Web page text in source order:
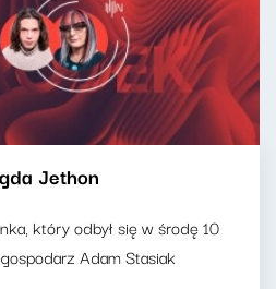
Jethon
który odbył się w środę 10
Adam Stasiak